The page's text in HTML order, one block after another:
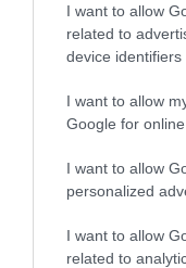
I want to allow
related to
device identifiers
I want to allow
Google for
I want to allow
personalized
I want to allow
related to
(Vince)
FALATOK II.
SZENDVICS
2026.
Egy olasz
2026.